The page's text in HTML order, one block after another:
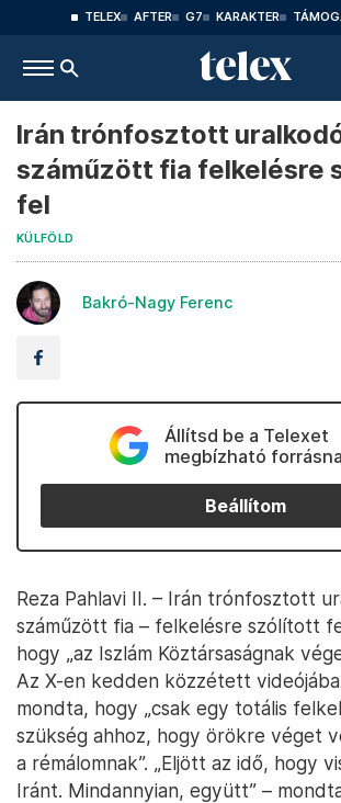
TELEX AFTER G7 KARAKTER
Irán trónfosztott
száműzött fia felkelésre
fel
KÜLFÖLD
Bakró-Nagy Ferenc
Állítsd be a Telexet
megbízható
Beállítom
Reza Pahlavi II. – Irán trónfosztott
száműzött fia – felkelésre szólított
hogy „az Iszlám Köztársaságnak
Az X-en kedden közzétett
mondta, hogy „csak egy totális
szükség ahhoz, hogy örökre véget
a rémálomnak”. „Eljött az idő, hogy
Iránt. Mindannyian, együtt” –